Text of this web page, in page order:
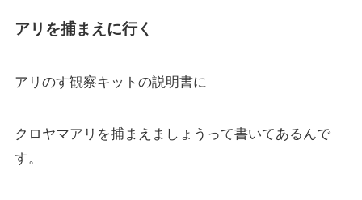
アリを捕まえに行く
アリのす観察キットの説明書に
クロヤマアリを捕まえましょうって書いてあるんで
す。